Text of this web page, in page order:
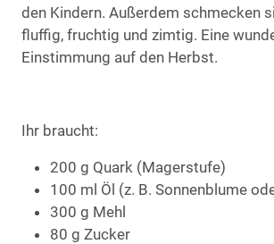
den Kindern. Außerdem schmecken
fluffig, fruchtig und zimtig. Eine
Einstimmung auf den Herbst.
Ihr braucht:
200 g Quark (Magerstufe)
100 ml Öl (z. B. Sonnenblume
300 g Mehl
80 g Zucker